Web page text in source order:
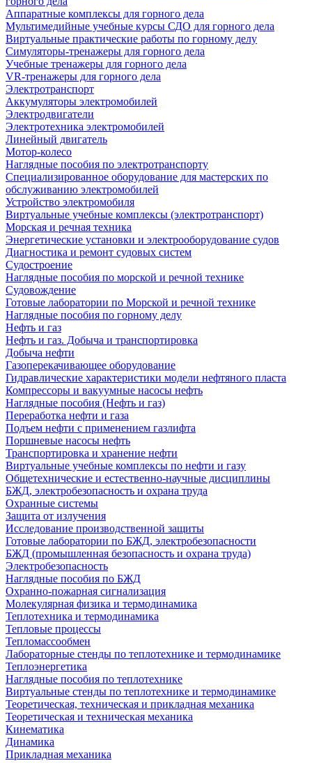
Аппаратные комплексы для горного дела
Мультимедийные учебные курсы СДО для горного дела
Виртуальные практические работы по горному делу
Симуляторы-тренажеры для горного дела
Учебные тренажеры для горного дела
VR-тренажеры для горного дела
Электротранспорт
Аккумуляторы электромобилей
Электродвигатели
Электротехника электромобилей
Линейный двигатель
Мотор-колесо
Наглядные пособия по электротранспорту
Специализированное оборудование для мастерских по
обслуживанию электромобилей
Устройство электромобиля
Виртуальные учебные комплексы (электротранспорт)
Морская и речная техника
Энергетические установки и электрооборудование судов
Диагностика и ремонт судовых систем
Судостроение
Наглядные пособия по морской и речной технике
Судовождение
Готовые лаборатории по Морской и речной технике
Наглядные пособия по горному делу
Нефть и газ
Нефть и газ. Добыча и транспортировка
Добыча нефти
Газоперекачивающее оборудование
Гидравлические характеристики модели нефтяного пласта
Компрессоры и вакуумные насосы нефть
Наглядные пособия (Нефть и газ)
Переработка нефти и газа
Подъем нефти с применением газлифта
Поршневые насосы нефть
Транспортировка и хранение нефти
Виртуальные учебные комплексы по нефти и газу
Общетехнические и естественно-научные дисциплины
БЖД, электробезопасность и охрана труда
Охранные системы
Защита от излучения
Исследование производственной защиты
Готовые лаборатории по БЖД, электробезопасности
БЖД (промышленная безопасность и охрана труда)
Электробезопасность
Наглядные пособия по БЖД
Охранно-пожарная сигнализация
Молекулярная физика и термодинамика
Теплотехника и термодинамика
Тепловые процессы
Тепломассообмен
Лабораторные стенды по теплотехнике и термодинамике
Теплоэнергетика
Наглядные пособия по теплотехнике
Виртуальные стенды по теплотехнике и термодинамике
Теоретическая, техническая и прикладная механика
Теоретическая и техническая механика
Кинематика
Динамика
Прикладная механика